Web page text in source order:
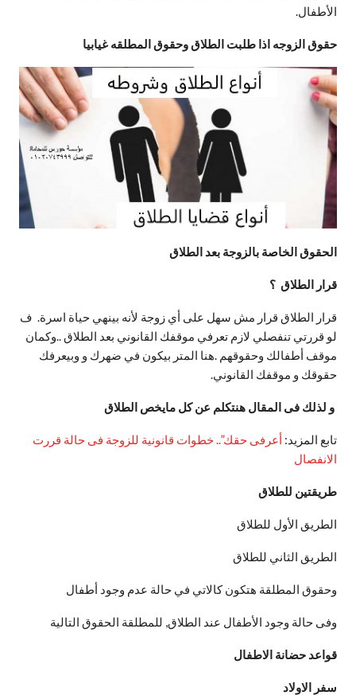
الأطفال.
حقوق الزوجه اذا طلبت الطلاق وحقوق المطلقه غيابيا
الحقوق الخاصة بالزوجة بعد الطلاق
قرار الطلاق ؟
قرار الطلاق قرار مش سهل على أي زوجة لأنه بينهي حياة اسرة. ف
لو قررتي تنفصلي لازم تعرفي موقفك القانوني بعد الطلاق ..وكمان
موقف أطفالك وحقوقهم .هنا المتر بيكون في ضهرك و وبيعرفك
حقوقك و موقفك القانوني.
و لذلك فى المقال هنتكلم عن كل مايخص الطلاق
تابع المزيد: أعرفى حقك”.. خطوات قانونية للزوجة فى حالة قررت
الانفصال
طريقتين للطلاق
الطريق الأول للطلاق
الطريق الثاني للطلاق
وحقوق المطلقة هتكون كالاتي في حالة عدم وجود أطفال
وفى حالة وجود الأطفال عند الطلاق, للمطلقة الحقوق التالية
قواعد حضانة الاطفال
سفر الاولاد